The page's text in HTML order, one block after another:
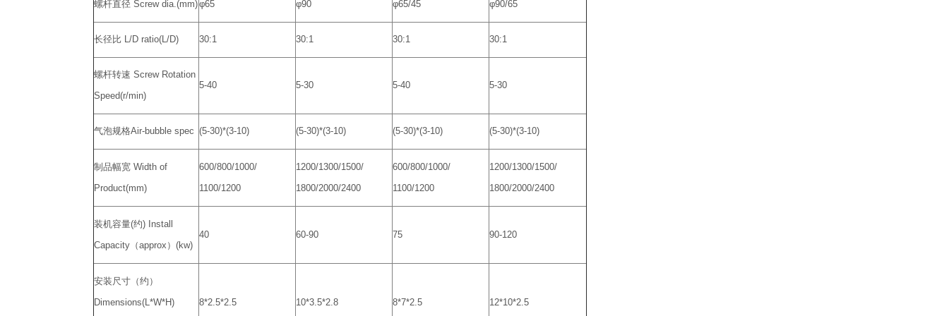
螺杆直径 Screw dia.(mm)φ65 φ90 φ65/45 φ90/65
长径比 L/D ratio(L/D) 30:1 30:1 30:1 30:1
螺杆转速 Screw Rotation
Speed(r/min)
5-40 5-30 5-40 5-30
气泡规格Air-bubble spec (5-30)*(3-10) (5-30)*(3-10) (5-30)*(3-10) (5-30)*(3-10)
制品幅宽 Width of
Product(mm)
600/800/1000/
1100/1200
1200/1300/1500/
1800/2000/2400
600/800/1000/
1100/1200
1200/1300/1500/
1800/2000/2400
装机容量(约) Install
Capacity（approx）(kw)
40 60-90 75 90-120
安装尺寸（约）
Dimensions(L*W*H)
8*2.5*2.5 10*3.5*2.8 8*7*2.5 12*10*2.5